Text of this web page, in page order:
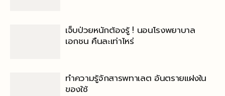
เจ็บป่วยหนักต้องรู้ ! นอนโรงพยาบาล
เอกชน คืนละเท่าไหร่
ทำความรู้จักสารพทาเลต อันตรายแฝงใน
ของใช้